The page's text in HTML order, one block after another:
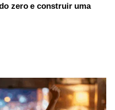
zero e construir uma